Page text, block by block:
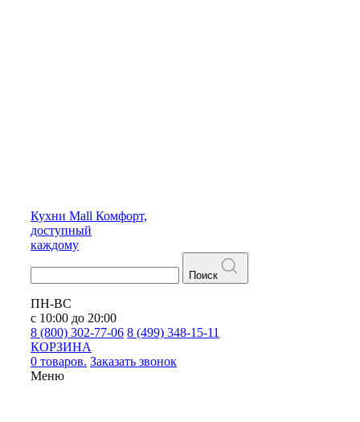
Кухни Mall Комфорт,
доступный
каждому
Поиск
ПН-ВС
с 10:00 до 20:00
8 (800) 302-77-06 8 (499) 348-15-11
КОРЗИНА
0 товаров. Заказать звонок
Меню